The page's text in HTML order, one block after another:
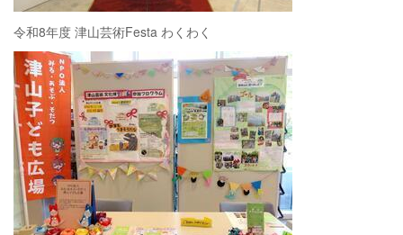
令和8年度 津山芸術Festa わくわく